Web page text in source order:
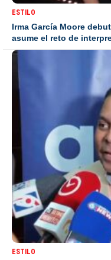
ESTILO
Irma García Moore
asume el reto de
ESTILO